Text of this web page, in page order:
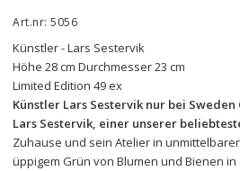
Art.nr: 5056
Künstler - Lars Sestervik
Höhe 28 cm Durchmesser 23 cm
Limited Edition 49 ex
Künstler Lars Sestervik nur bei Sweden
Lars Sestervik, einer unserer
Zuhause und sein Atelier in
üppigem Grün von Blumen und Bienen